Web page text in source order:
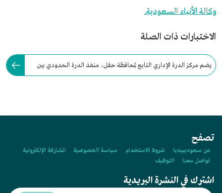
وكالة الأنباء السعودية.
الاختبارات ذات الصلة
يضم مركز الدرة الإداري التابع لمحافظة حقل، منفذ الدرة الحدودي بين
تصفح
عن سعوديبيديا شروط الاستخدام سياسة الخصوصية
المشاركة الإلكترونية
تواصل معنا
التوظيف
اشترك في النشرة البريدية